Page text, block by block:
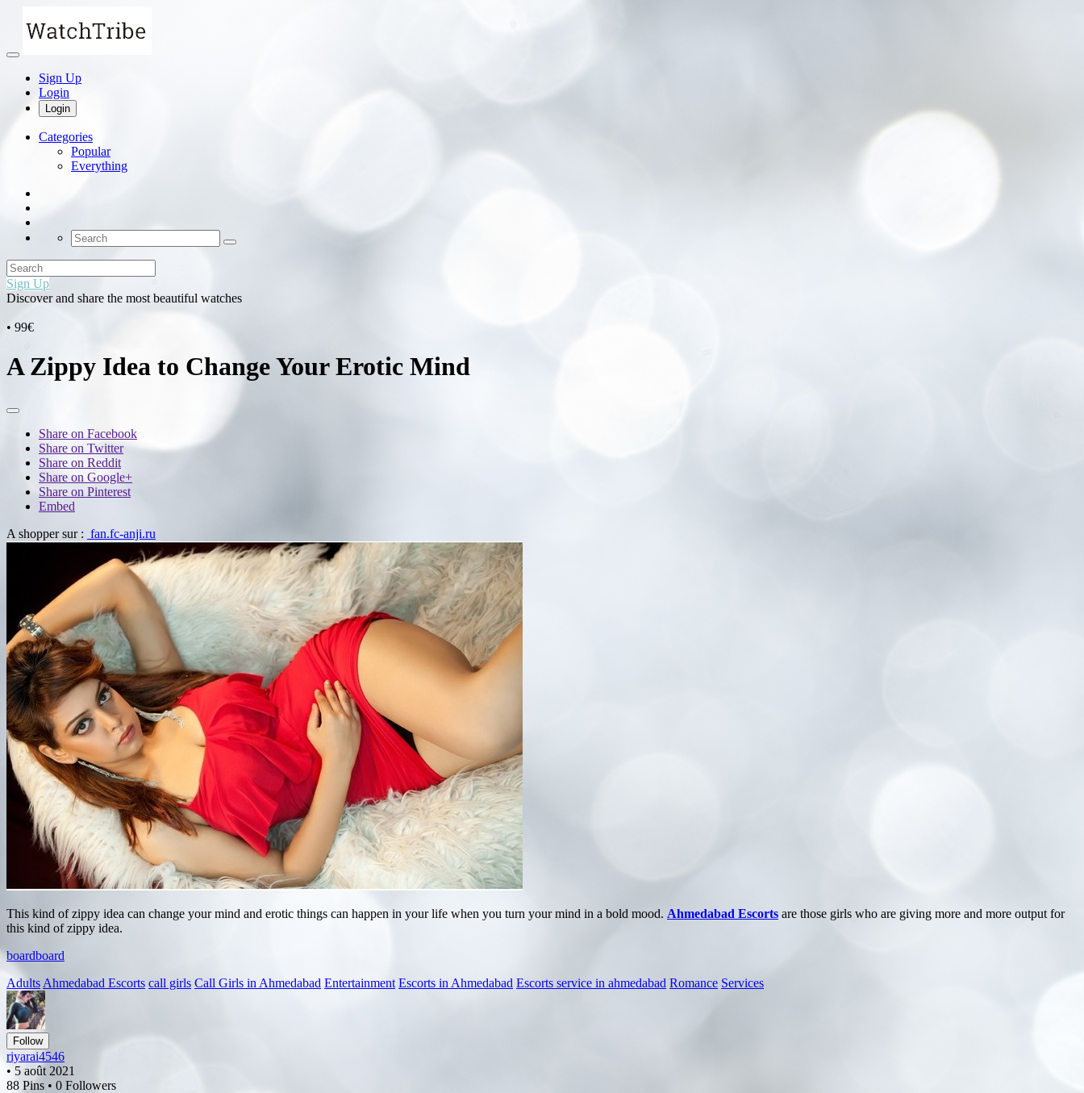
Sign Up
Login
Login
Categories
Popular
Everything
Sign Up
Discover and share the most beautiful watches
• 99€
A Zippy Idea to Change Your Erotic Mind
Share on Facebook
Share on Twitter
Share on Reddit
Share on Google+
Share on Pinterest
Embed
A shopper sur : fan.fc-anji.ru
This kind of zippy idea can change your mind and erotic things can happen in your life when you turn your mind in a bold mood. Ahmedabad Escorts are those girls who are giving more and more output for
this kind of zippy idea.
boardboard
Adults Ahmedabad Escorts call girls Call Girls in Ahmedabad Entertainment Escorts in Ahmedabad Escorts service in ahmedabad Romance Services
Follow
riyarai4546
• 5 août 2021
88 Pins • 0 Followers